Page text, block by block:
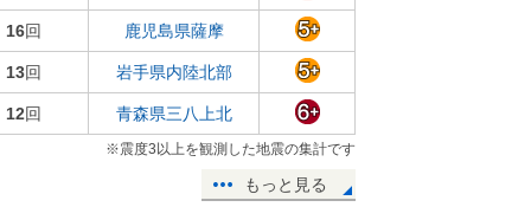
16回 鹿児島県薩摩
13回 岩手県内陸北部
12回 青森県三八上北
※震度3以上を観測した地震の集計です
もっと見る